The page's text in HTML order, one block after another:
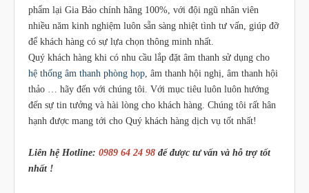
phẩm lại Gia Bảo chính hãng 100%, với đội ngũ nhân viên
nhiều năm kinh nghiệm luôn sẵn sàng nhiệt tình tư vấn, giúp đỡ
để khách hàng có sự lựa chọn thông minh nhất.
Quý khách hàng khi có nhu cầu lắp đặt âm thanh sử dụng cho
hệ thống âm thanh phòng họp , âm thanh hội nghị, âm thanh hội
thảo … hãy đến với chúng tôi. Với mục tiêu luôn luôn hướng
đến sự tin tưởng và hài lòng cho khách hàng. Chúng tôi rất hân
hạnh được mang tới cho Quý khách hàng dịch vụ tốt nhất!
Liên hệ Hotline: 0989 64 24 98 để được tư vấn và hỗ trợ tốt
nhất !